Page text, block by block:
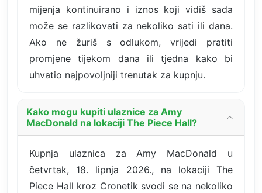
mijenja kontinuirano i iznos koji vidiš sada
može se razlikovati za nekoliko sati ili dana.
Ako ne žuriš s odlukom, vrijedi pratiti
promjene tijekom dana ili tjedna kako bi
uhvatio najpovoljniji trenutak za kupnju.
Kako mogu kupiti ulaznice za Amy
MacDonald na lokaciji The Piece Hall?
Kupnja ulaznica za Amy MacDonald u
četvrtak, 18. lipnja 2026., na lokaciji The
Piece Hall kroz Cronetik svodi se na nekoliko